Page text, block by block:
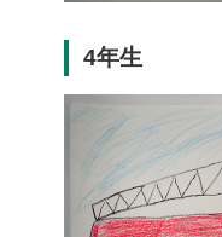
4年生